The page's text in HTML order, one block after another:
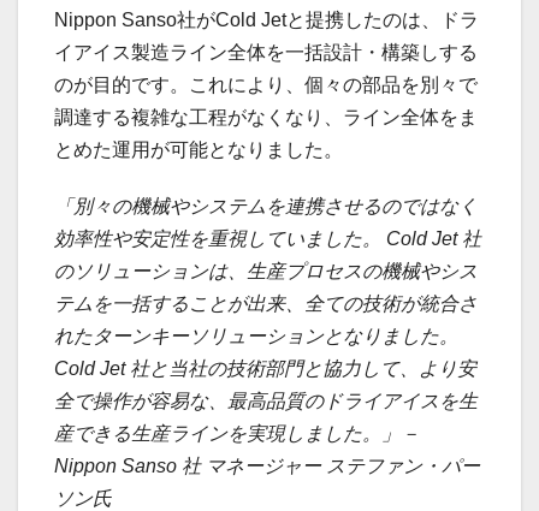
Nippon Sanso社がCold Jetと提携したのは、ドラ
イアイス製造ライン全体を一括設計・構築しする
のが目的です。これにより、個々の部品を別々で
調達する複雑な工程がなくなり、ライン全体をま
とめた運用が可能となりました。
「別々の機械やシステムを連携させるのではなく
効率性や安定性を重視していました。 Cold Jet 社
のソリューションは、生産プロセスの機械やシス
テムを一括することが出来、全ての技術が統合さ
れたターンキーソリューションとなりました。
Cold Jet 社と当社の技術部門と協力して、より安
全で操作が容易な、最高品質のドライアイスを生
産できる生産ラインを実現しました。」－
Nippon Sanso 社 マネージャー ステファン・パー
ソン氏